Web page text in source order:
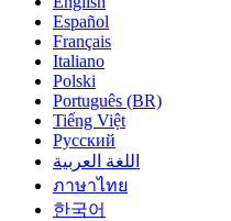
Español
Français
Italiano
Polski
Português (BR)
Tiếng Việt
Русский
اللغة العربية
ภาษาไทย
한국어